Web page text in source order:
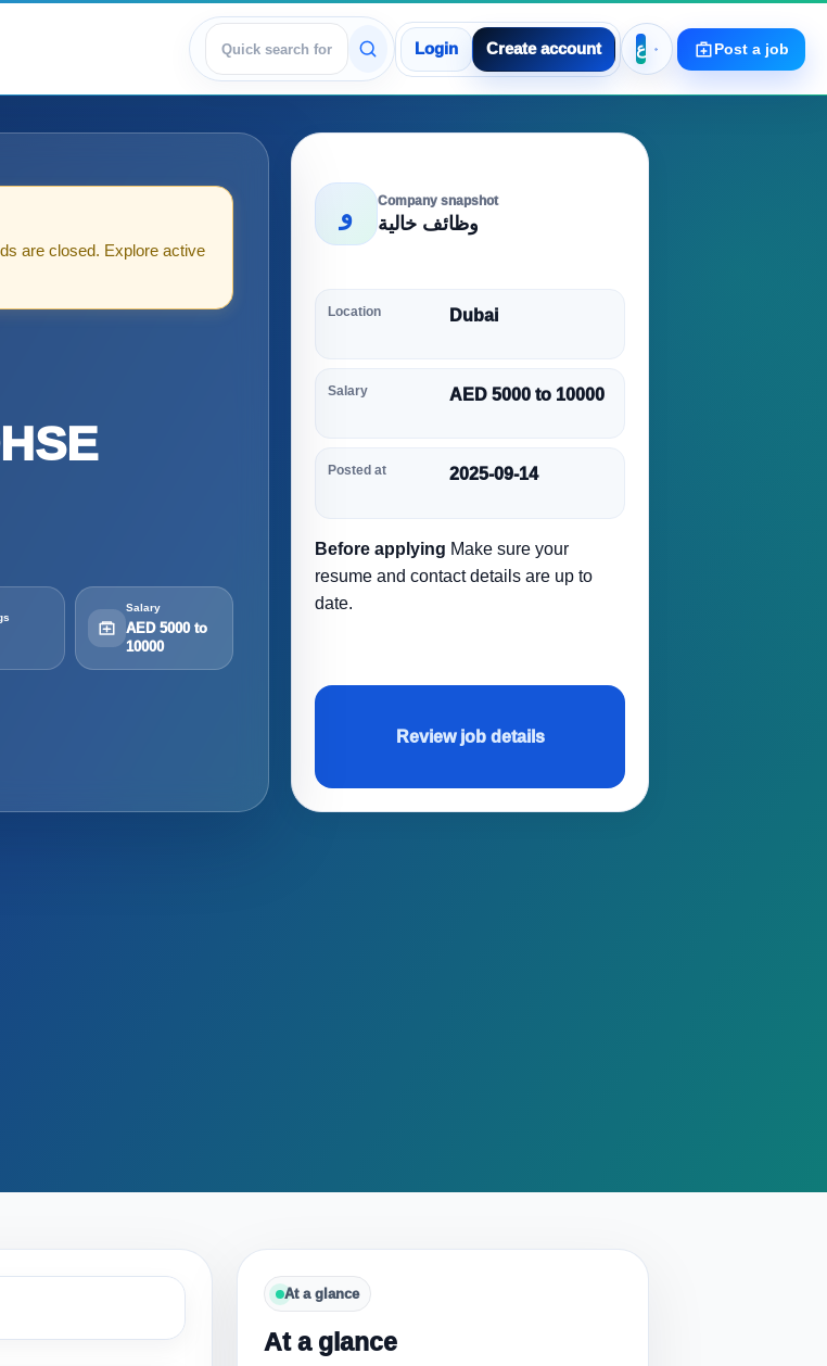
View jobs
Login Create account Post a job
are closed. Explore active
Salary
AED 5000 to
10000
و Company snapshot
وظائف خالية
Location Dubai
Salary AED 5000 to 10000
Posted at 2025-09-14
Before applying Make sure your
resume and contact details are up to
date.
Review job details
At a glance
At a glance